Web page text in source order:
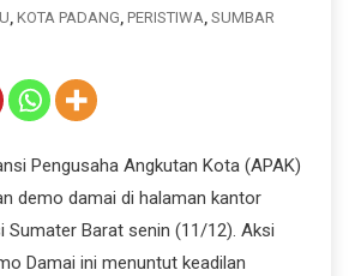
KOTA PADANG PERISTIWA SUMBAR
Pengusaha Angkutan Kota (APAK)
demo damai di halaman kantor
Sumater Barat senin (11/12). Aksi
Damai ini menuntut keadilan